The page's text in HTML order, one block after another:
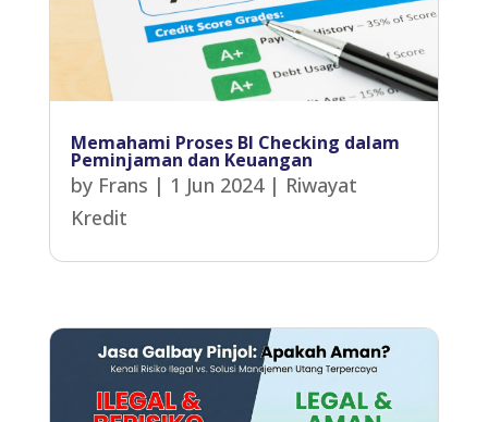
Memahami Proses BI Checking dalam
Peminjaman dan Keuangan
by Frans | 1 Jun 2024| Riwayat
Kredit